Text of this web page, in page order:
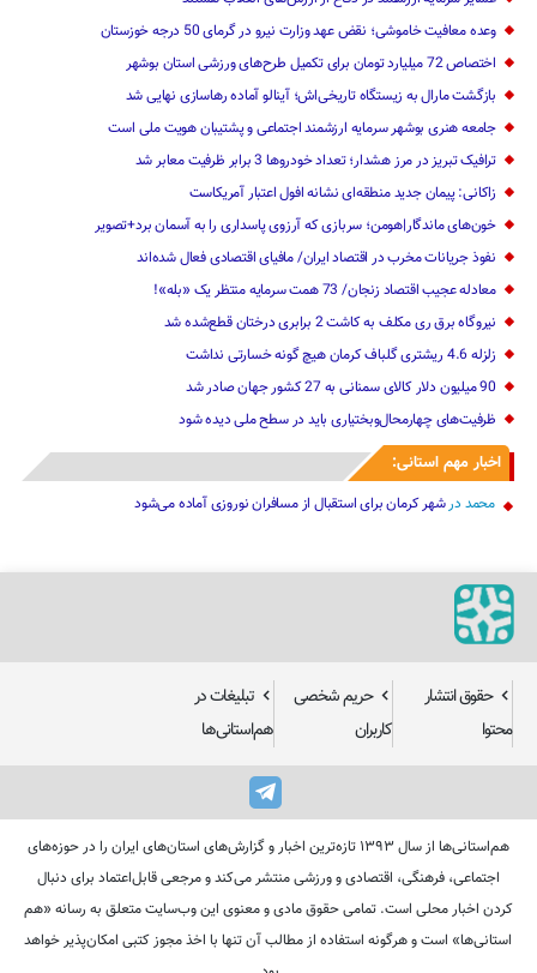
وعده معافیت خاموشی؛ نقض عهد وزارت نیرو در گرمای 50 درجه خوزستان
اختصاص 72 میلیارد تومان برای تکمیل طرح‌های ورزشی استان بوشهر
بازگشت مارال به زیستگاه تاریخی‌اش؛ آینالو آماده رهاسازی نهایی شد
جامعه هنری بوشهر سرمایه ارزشمند اجتماعی و پشتیبان هویت ملی است
ترافیک تبریز در مرز هشدار؛ تعداد خودروها 3 برابر ظرفیت معابر شد
زاکانی: پیمان جدید منطقه‌ای نشانه افول اعتبار آمریکاست
خون‌های ماندگار|هومن؛ سربازی که آرزوی پاسداری را به آسمان برد+تصویر
نفوذ جریانات مخرب در اقتصاد ایران/ مافیای اقتصادی فعال شده‌اند
معادله عجیب اقتصاد زنجان/ 73 همت سرمایه منتظر یک «بله»!
نیروگاه برق ری مکلف به کاشت 2 برابری درختان قطع‌شده شد
زلزله 4.6 ریشتری گلباف کرمان هیچ گونه خسارتی نداشت
90 میلیون دلار کالای سمنانی به 27 کشور جهان صادر شد
ظرفیت‌های چهارمحال‌وبختیاری باید در سطح ملی دیده شود
اخبار مهم استانی:
محمددرشهر کرمان برای استقبال از مسافران نوروزی آماده می‌شود
کاربران
هم‌استانی‌ها
اجتماعی، فرهنگی، اقتصادی و ورزشی منتشر می‌کند و مرجعی قابل‌اعتماد برای دنبال
کردن اخبار محلی است. تمامی حقوق مادی و معنوی این وب‌سایت متعلق به رسانه «هم
استانی‌ها» است و هرگونه استفاده از مطالب آن تنها با اخذ مجوز کتبی امکان‌پذیر خواهد
بود.